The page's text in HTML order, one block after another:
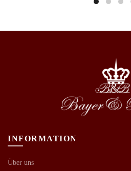
INFORMATION
Über uns